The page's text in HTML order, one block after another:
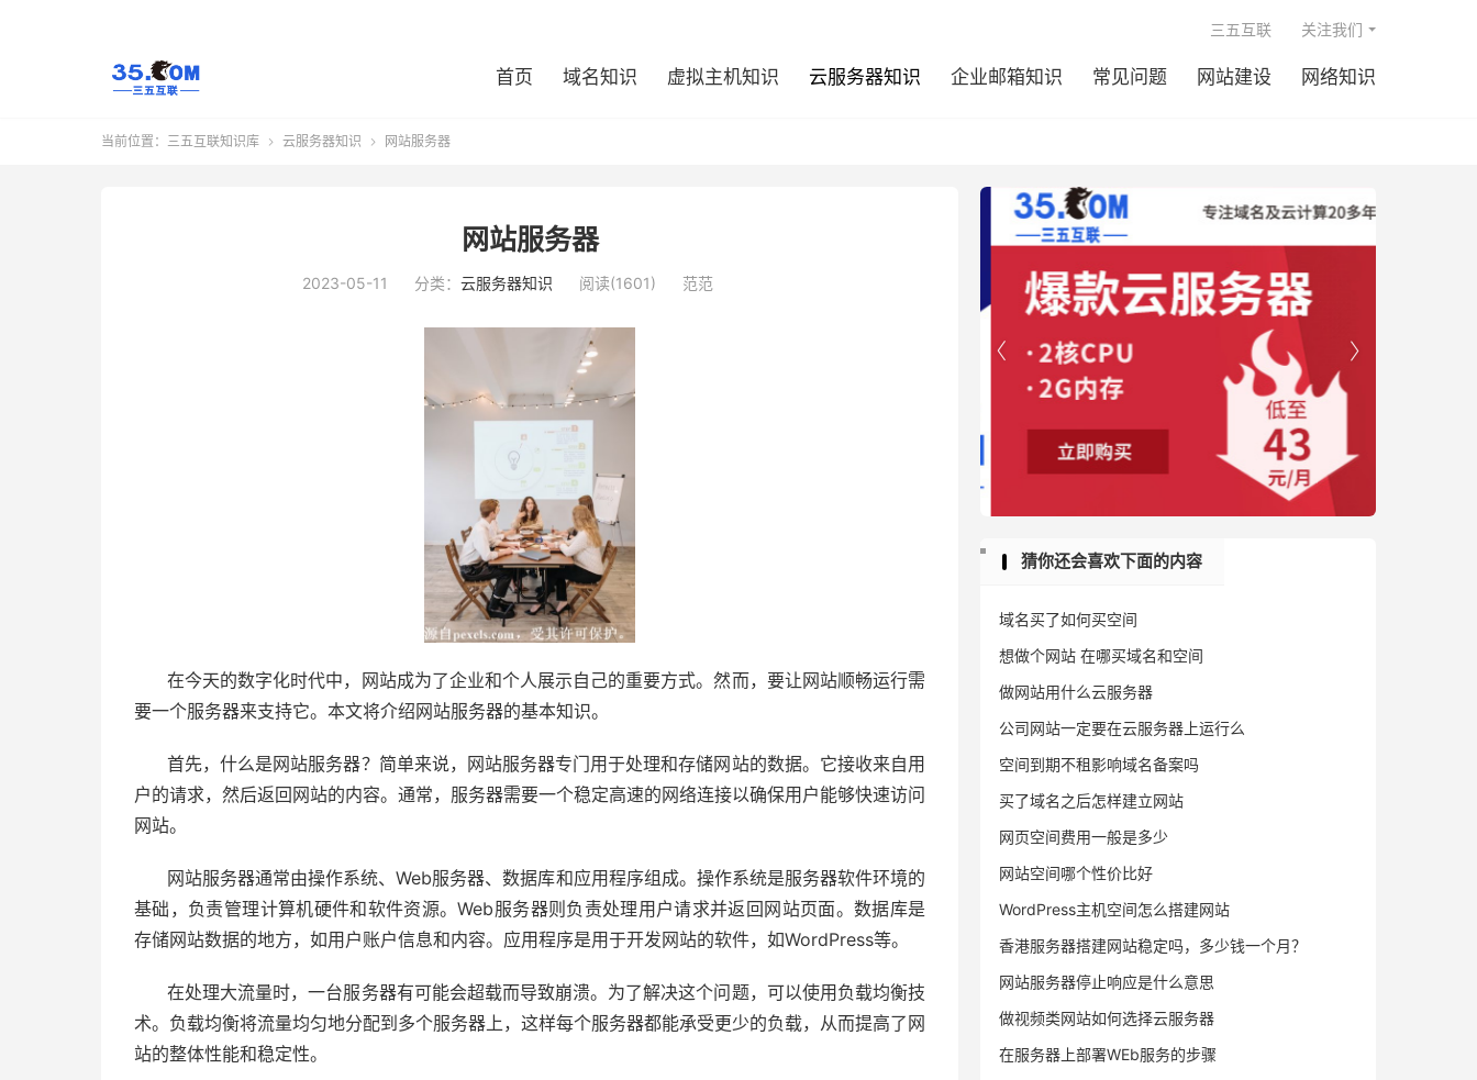
首页 域名知识 虚拟主机知识 云服务器知识 企业邮箱知识 常见问题 网站建设 网络知识
三五互联 关注我们
当前位置： 三五互联知识库  云服务器知识  网站服务器
网站服务器
2023-05-11 分类： 云服务器知识 阅读(1601) 范范
在今天的数字化时代中，网站成为了企业和个人展示自己的重要方式。然而，要让网站顺畅运行需
要一个服务器来支持它。本文将介绍网站服务器的基本知识。
首先，什么是网站服务器？简单来说，网站服务器专门用于处理和存储网站的数据。它接收来自用
户的请求，然后返回网站的内容。通常，服务器需要一个稳定高速的网络连接以确保用户能够快速访问
网站。
网站服务器通常由操作系统、Web服务器、数据库和应用程序组成。操作系统是服务器软件环境的
基础，负责管理计算机硬件和软件资源。Web服务器则负责处理用户请求并返回网站页面。数据库是
存储网站数据的地方，如用户账户信息和内容。应用程序是用于开发网站的软件，如WordPress等。
在处理大流量时，一台服务器有可能会超载而导致崩溃。为了解决这个问题，可以使用负载均衡技
术。负载均衡将流量均匀地分配到多个服务器上，这样每个服务器都能承受更少的负载，从而提高了网
站的整体性能和稳定性。


猜你还会喜欢下面的内容
域名买了如何买空间
想做个网站 在哪买域名和空间
做网站用什么云服务器
公司网站一定要在云服务器上运行么
空间到期不租影响域名备案吗
买了域名之后怎样建立网站
网页空间费用一般是多少
网站空间哪个性价比好
WordPress主机空间怎么搭建网站
香港服务器搭建网站稳定吗，多少钱一个月？
网站服务器停止响应是什么意思
做视频类网站如何选择云服务器
在服务器上部署WEb服务的步骤